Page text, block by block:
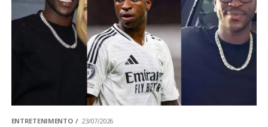
ENTRETENIMENTO 23/07/2026